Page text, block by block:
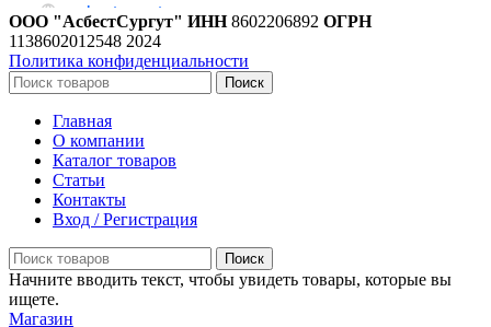
ООО "АсбестСургут" ИНН8602206892 ОГРН
1138602012548 2024
Политика конфиденциальности
Поиск
Главная
О компании
Каталог товаров
Статьи
Контакты
Вход / Регистрация
Поиск
Начните вводить текст, чтобы увидеть товары, которые вы
ищете.
Магазин